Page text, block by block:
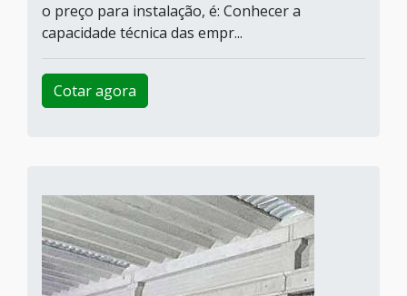
o preço para instalação, é: Conhecer a
capacidade técnica das empr...
Cotar agora